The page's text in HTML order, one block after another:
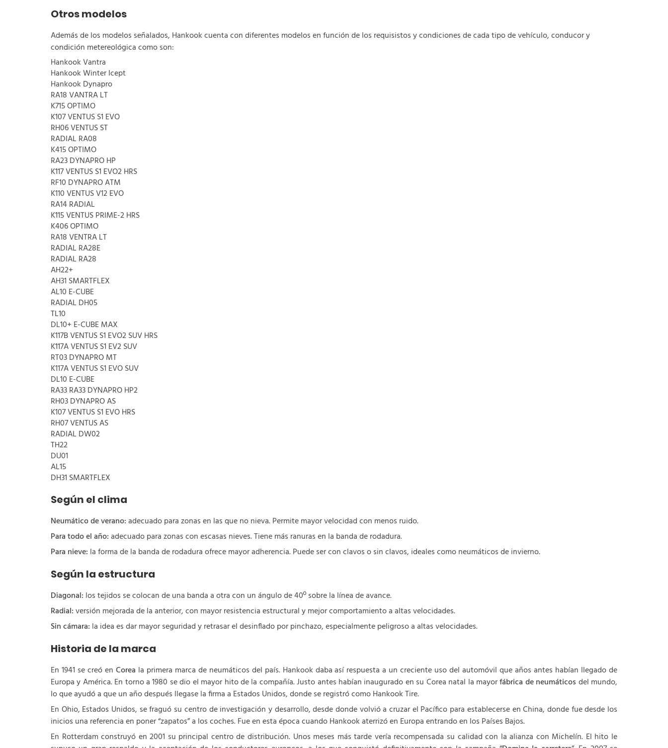
Otros modelos
Además de los modelos señalados, Hankook cuenta con diferentes modelos en función de los requisistos y condiciones de cada tipo de vehículo, conducor y
condición metereológica como son:
Hankook Vantra
Hankook Winter Icept
Hankook Dynapro
RA18 VANTRA LT
K715 OPTIMO
K107 VENTUS S1 EVO
RH06 VENTUS ST
RADIAL RA08
K415 OPTIMO
RA23 DYNAPRO HP
K117 VENTUS S1 EVO2 HRS
RF10 DYNAPRO ATM
K110 VENTUS V12 EVO
RA14 RADIAL
K115 VENTUS PRIME-2 HRS
K406 OPTIMO
RA18 VENTRA LT
RADIAL RA28E
RADIAL RA28
AH22+
AH31 SMARTFLEX
AL10 E-CUBE
RADIAL DH05
TL10
DL10+ E-CUBE MAX
K117B VENTUS S1 EVO2 SUV HRS
K117A VENTUS S1 EV2 SUV
RT03 DYNAPRO MT
K117A VENTUS S1 EVO SUV
DL10 E-CUBE
RA33 RA33 DYNAPRO HP2
RH03 DYNAPRO AS
K107 VENTUS S1 EVO HRS
RH07 VENTUS AS
RADIAL DW02
TH22
DU01
AL15
DH31 SMARTFLEX
Según el clima
Neumático de verano:adecuado para zonas en las que no nieva. Permite mayor velocidad con menos ruido.
Para todo el año:adecuado para zonas con escasas nieves. Tiene más ranuras en la banda de rodadura.
Para nieve: la forma de la banda de rodadura ofrece mayor adherencia. Puede ser con clavos o sin clavos, ideales como neumáticos de invierno.
Según la estructura
Diagonal: los tejidos se colocan de una banda a otra con un ángulo de 40º sobre la línea de avance.
Radial:versión mejorada de la anterior, con mayor resistencia estructural y mejor comportamiento a altas velocidades.
Sin cámara: la idea es dar mayor seguridad y retrasar el desinflado por pinchazo, especialmente peligroso a altas velocidades.
Historia de la marca
En 1941 se creó en Corea la primera marca de neumáticos del país. Hankook daba así respuesta a un creciente uso del automóvil que años antes habían llegado de
Europa y América. En torno a 1980 se dio el mayor hito de la compañía. Justo antes habían inaugurado en su Corea natal la mayorfábrica de neumáticos del mundo,
lo que ayudó a que un año después llegase la firma a Estados Unidos, donde se registró como Hankook Tire.
En Ohio, Estados Unidos, se fraguó su centro de investigación y desarrollo, desde donde volvió a cruzar el Pacífico para establecerse en China, donde fue desde los
inicios una referencia en poner “zapatos” a los coches. Fue en esta época cuando Hankook aterrizó en Europa entrando en los Países Bajos.
En Rotterdam construyó en 2001 su principal centro de distribución. Unos meses más tarde vería recompensada su calidad con la alianza con Michelín. El hito le